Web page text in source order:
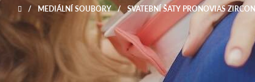
/ MEDIÁLNÍ SOUBORY / SVATEBNÍ ŠATY PRONOVIAS ZIRCON